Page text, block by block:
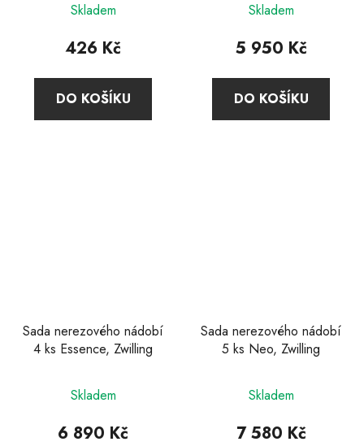
Skladem
426 Kč
DO KOŠÍKU
hodnocení
produktu
4,6
z
Skladem
5 950 Kč
DO KOŠÍKU
Sada nerezového nádobí
4 ks Essence, Zwilling
Skladem
6 890 Kč
Sada nerezového nádobí
5 ks Neo, Zwilling
Skladem
7 580 Kč